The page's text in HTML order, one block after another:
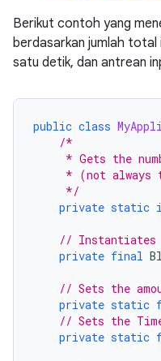
Berikut contoh yang
berdasarkan jumlah
satu detik, dan antrean
public class
/*
* Gets the
* (not always
     */
private static
// Instantiates
private final
// Sets the
private static
// Sets the
private static